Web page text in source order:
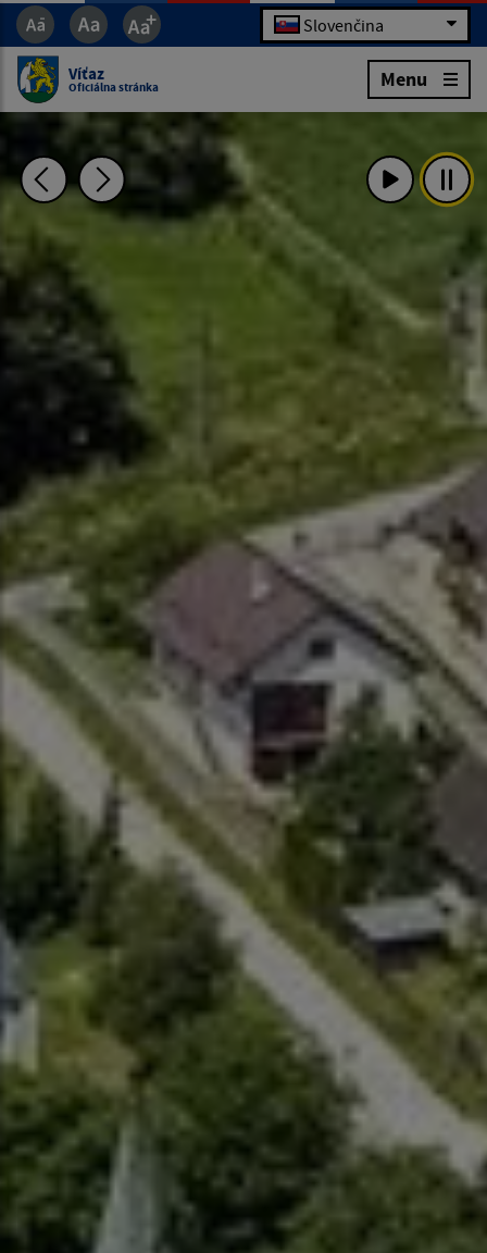
Slovenčina
Víťaz
Oficiálna stránka Menu